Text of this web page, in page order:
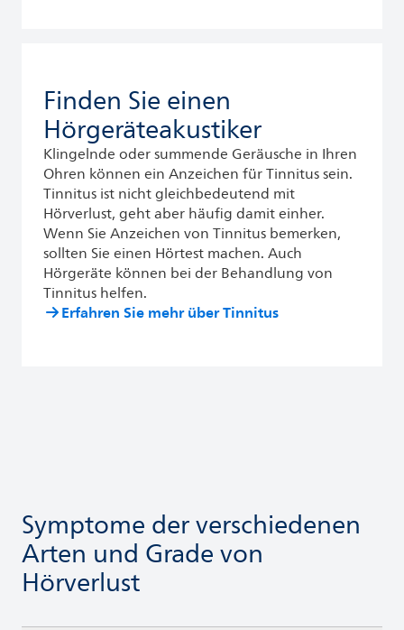
Finden Sie einen
Hörgeräteakustiker
Klingelnde oder summende Geräusche in Ihren
Ohren können ein Anzeichen für Tinnitus sein.
Tinnitus ist nicht gleichbedeutend mit
Hörverlust, geht aber häufig damit einher.
Wenn Sie Anzeichen von Tinnitus bemerken,
sollten Sie einen Hörtest machen. Auch
Hörgeräte können bei der Behandlung von
Tinnitus helfen.
Erfahren Sie mehr über Tinnitus
Symptome der verschiedenen
Arten und Grade von
Hörverlust